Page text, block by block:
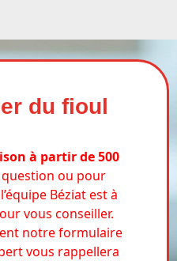
du fioul
à partir de 500
ou pour
Béziat est à
vous conseiller.
notre formulaire
vous rappellera